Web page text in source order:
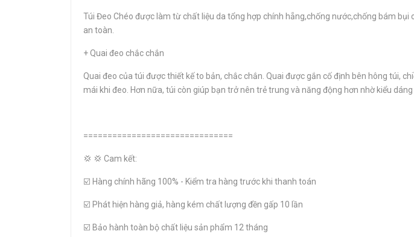
Túi Đeo Chéo được làm từ chất liệu da tổng hợp chính hẵng,chống nước,chống bám
an toàn.
+ Quai đeo chắc chắn
Quai đeo của túi được thiết kế to bản, chắc chắn. Quai được gắn cố định bên hông túi,
mái khi đeo. Hơn nữa, túi còn giúp bạn trở nên trẻ trung và năng động hơn nhờ kiểu
===============================
💢 💢 Cam kết:
☑️ Hàng chính hãng 100% - Kiểm tra hàng trước khi thanh toán
☑️ Phát hiện hàng giả, hàng kém chất lượng đền gấp 10 lần
☑️ Bảo hành toàn bộ chất liệu sản phẩm 12 tháng